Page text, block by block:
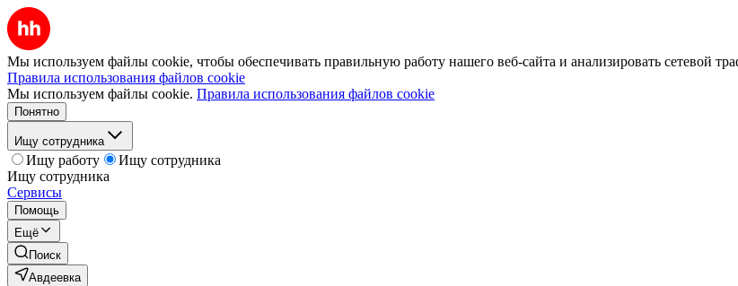
Мы используем файлы cookie, чтобы обеспечивать правильную работу нашего веб-сайта и анализировать сетевой
Правила использования файлов cookie
Мы используем файлы cookie. Правила использования файлов cookie
Понятно
Ищу сотрудника
Ищу работу
Ищу сотрудника
Ищу сотрудника
Сервисы
Помощь
Ещё
Поиск
Авдеевка